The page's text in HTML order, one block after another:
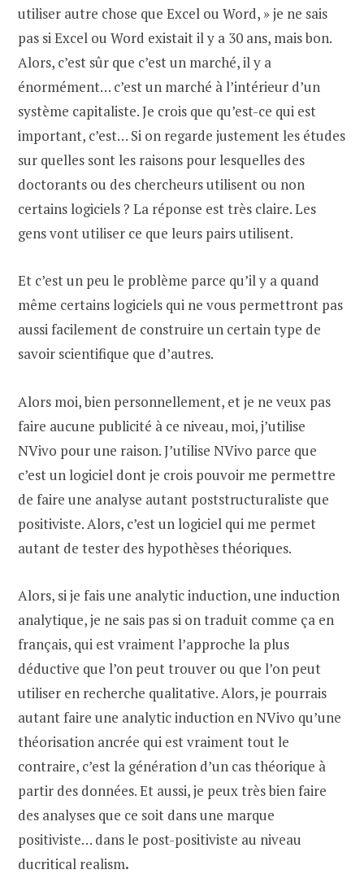
utiliser autre chose que Excel ou Word, » je ne sais
pas si Excel ou Word existait il y a 30 ans, mais bon.
Alors, c’est sûr que c’est un marché, il y a
énormément… c’est un marché à l’intérieur d’un
système capitaliste. Je crois que qu’est-ce qui est
important, c’est… Si on regarde justement les études
sur quelles sont les raisons pour lesquelles des
doctorants ou des chercheurs utilisent ou non
certains logiciels ? La réponse est très claire. Les
gens vont utiliser ce que leurs pairs utilisent.
Et c’est un peu le problème parce qu’il y a quand
même certains logiciels qui ne vous permettront pas
aussi facilement de construire un certain type de
savoir scientifique que d’autres.
Alors moi, bien personnellement, et je ne veux pas
faire aucune publicité à ce niveau, moi, j’utilise
NVivo pour une raison. J’utilise NVivo parce que
c’est un logiciel dont je crois pouvoir me permettre
de faire une analyse autant poststructuraliste que
positiviste. Alors, c’est un logiciel qui me permet
autant de tester des hypothèses théoriques.
Alors, si je fais une analytic induction, une induction
analytique, je ne sais pas si on traduit comme ça en
français, qui est vraiment l’approche la plus
déductive que l’on peut trouver ou que l’on peut
utiliser en recherche qualitative. Alors, je pourrais
autant faire une analytic induction en NVivo qu’une
théorisation ancrée qui est vraiment tout le
contraire, c’est la génération d’un cas théorique à
partir des données. Et aussi, je peux très bien faire
des analyses que ce soit dans une marque
positiviste… dans le post-positiviste au niveau
ducritical realism.